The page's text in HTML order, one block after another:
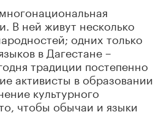
В ней живут несколько
одних только
в Дагестане –
традиции постепенно
активисты в образовании
культурного
чтобы обычаи и языки